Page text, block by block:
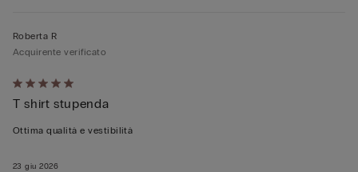
Valutato
5
su
23 giu 2026
Roberta R
Acquirente verificato
T shirt stupenda
Ottima qualità e vestibilità